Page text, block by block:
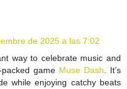
de 2025 a las 7:02
way to celebrate music and
game Muse Dash . It’s
while enjoying catchy beats